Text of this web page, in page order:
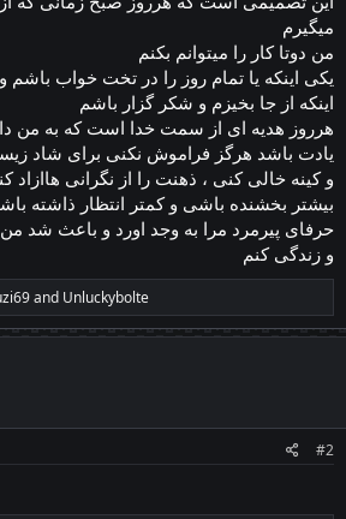
میگیرم
من دوتا کار‌ را میتوانم بکنم
یکی اینکه یا تمام روز را در تخت خواب باشم
اینکه از جا بخیزم و شکر گزار باشم
هرروز هدیه ای از سمت خدا است که به من
یادت باشد هرگز فراموش نکنی برای شاد
و کینه خالی کنی ، ذهنت را از نگرانی
بیشتر بخشنده باشی و کمتر انتظار ذاشته
حرفای پیرمرد مرا به وجد اورد و باعث شد من
and Unluckybolte
#2